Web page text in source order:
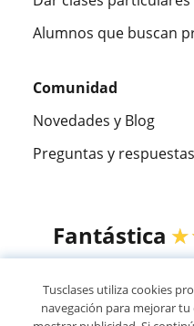
Alumnos que buscan
Comunidad
Novedades y Blog
Preguntas y respuestas
Fantástica
Tusclases utiliza cookies
navegación para mejorar